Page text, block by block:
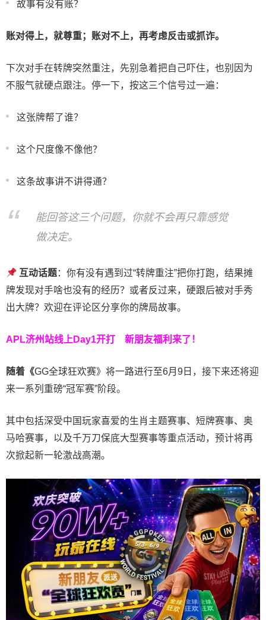
故事有没有账？
账对得上，就尊重；账对不上，再考虑反击或抓诈。
下次对手在转牌突然重注，先别急着把自己吓住，也别因为
不服气就硬点跟注。停一下，按这三个信号过一遍：
这张牌帮了谁？
这个尺度像不像他？
这条故事讲不讲得通？
能回答这三个问题，你就不会再只靠感觉
做决定。
互动话题：你有没有遇到过“转牌重注”把你打跑，结果摊
牌发现对手啥也没有的经历？或者反过来，硬跟后被对手秀
出大牌？欢迎在评论区分享你的牌局故事。
APL济州站线上Day1开打 新朋友福利来了！
随着《GG全球狂欢赛》将一路进行至6月9日，接下来还将迎
来一系列重磅“冠军赛”阶段。
其中包括深受中国玩家喜爱的生肖主题赛事、短牌赛事、奥
马哈赛事，以及千万刀保底大型赛事等重点活动，预计将再
次掀起新一轮激战高潮。